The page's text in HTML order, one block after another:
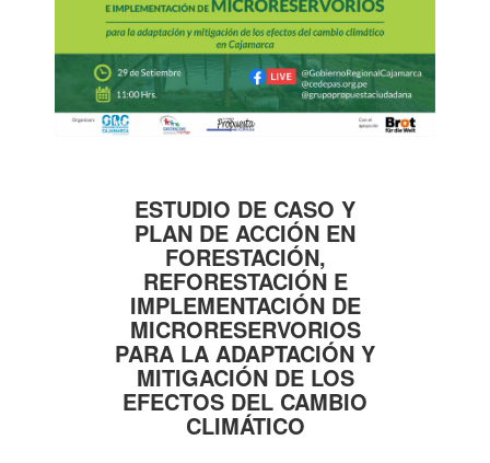
ESTUDIO DE CASO Y
PLAN DE ACCIÓN EN
FORESTACIÓN,
REFORESTACIÓN E
IMPLEMENTACIÓN DE
MICRORESERVORIOS
PARA LA ADAPTACIÓN Y
MITIGACIÓN DE LOS
EFECTOS DEL CAMBIO
CLIMÁTICO